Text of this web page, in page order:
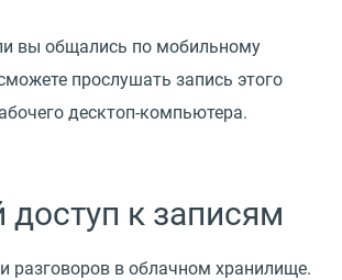
вы общались по мобильному
прослушать запись этого
десктоп-компьютера.
к записям
разговоров в облачном хранилище.